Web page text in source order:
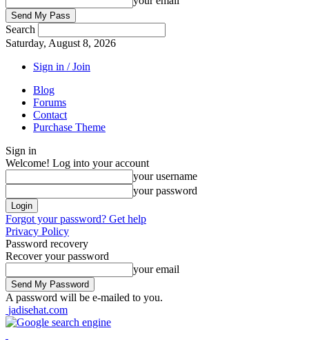
Search
Saturday, August 8, 2026
Sign in / Join
Blog
Forums
Contact
Purchase Theme
Sign in
Welcome! Log into your account
your username
your password
Forgot your password? Get help
Privacy Policy
Password recovery
Recover your password
your email
A password will be e-mailed to you.
jadisehat.com